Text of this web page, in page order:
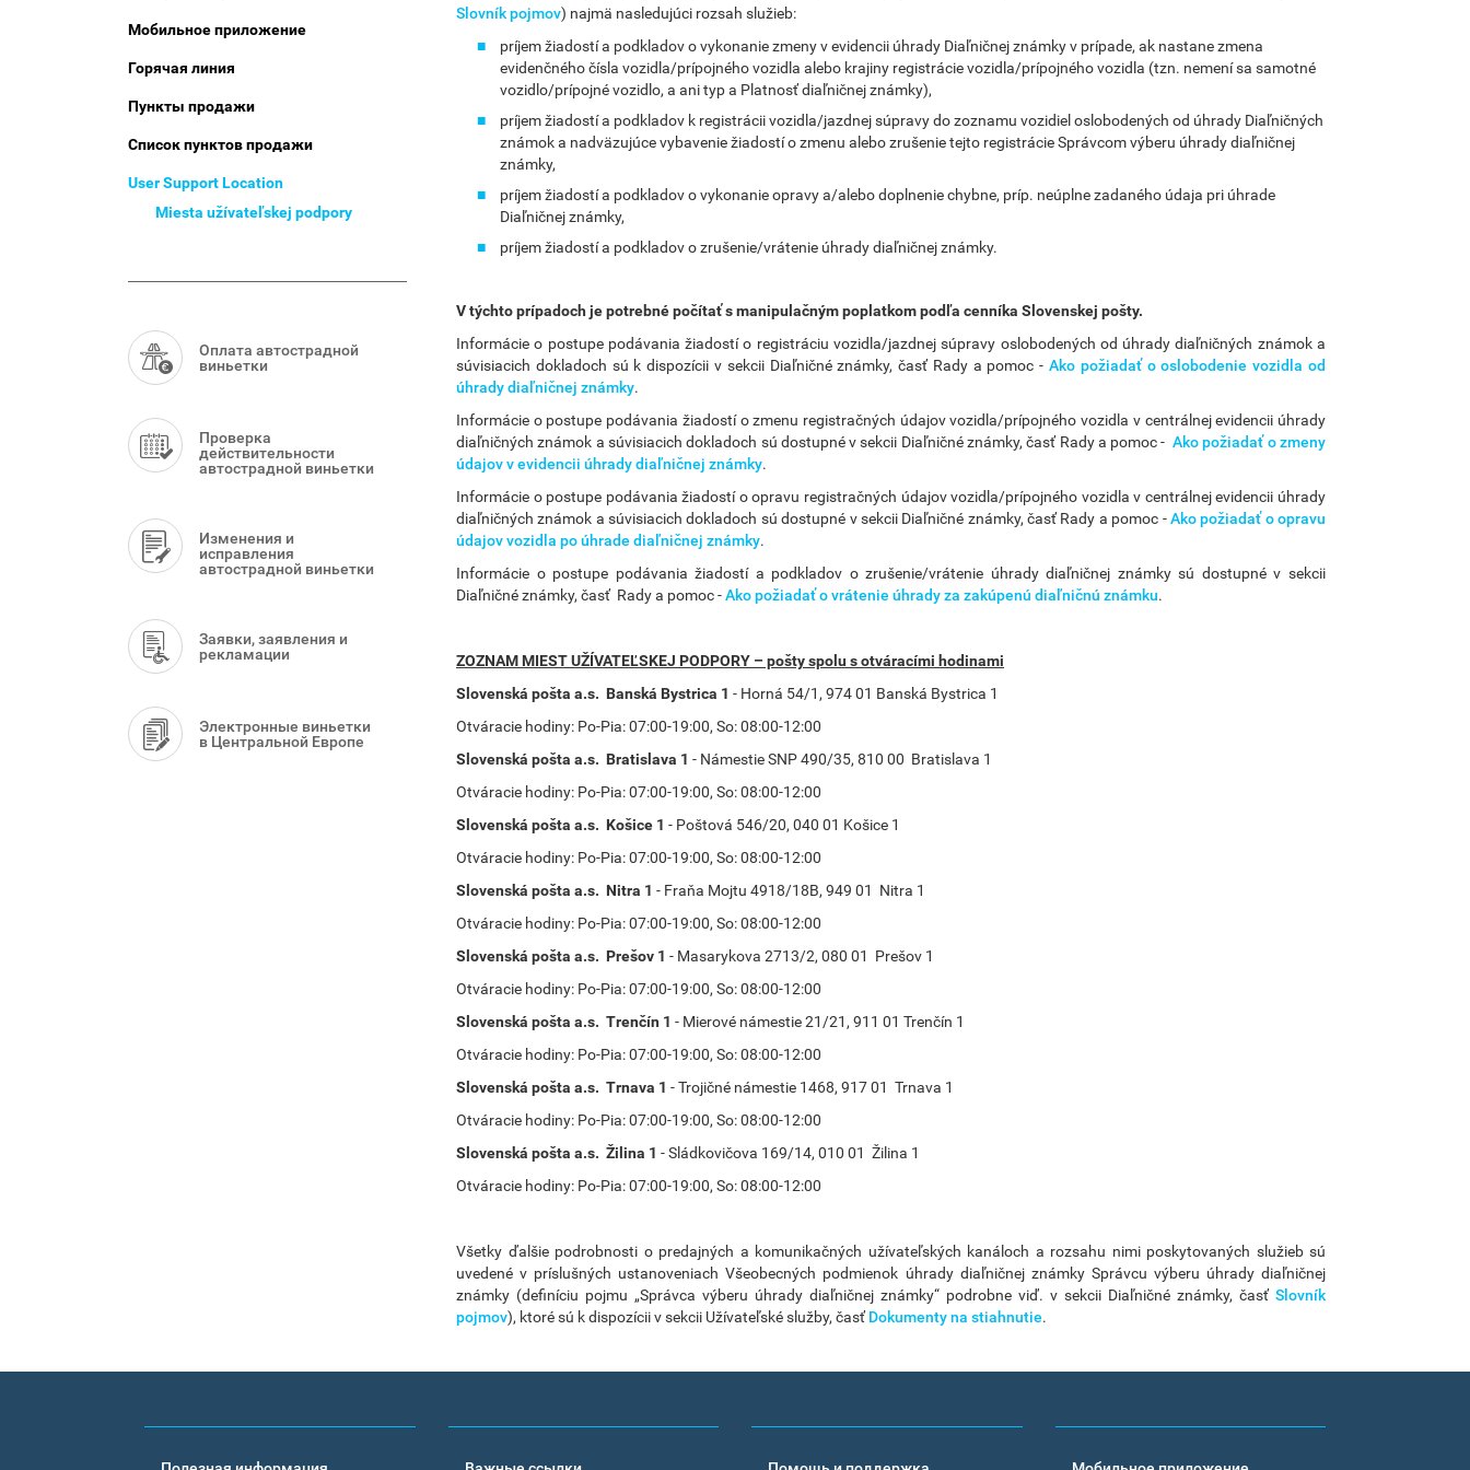
Slovník pojmov) najmä nasledujúci rozsah služieb:
príjem žiadostí a podkladov o vykonanie zmeny v evidencii úhrady Diaľničnej známky v prípade, ak nastane zmena
evidenčného čísla vozidla/prípojného vozidla alebo krajiny registrácie vozidla/prípojného vozidla (tzn. nemení sa samotné
vozidlo/prípojné vozidlo, a ani typ a Platnosť diaľničnej známky),
príjem žiadostí a podkladov k registrácii vozidla/jazdnej súpravy do zoznamu vozidiel oslobodených od úhrady Diaľničných
známok a nadväzujúce vybavenie žiadostí o zmenu alebo zrušenie tejto registrácie Správcom výberu úhrady diaľničnej
známky,
príjem žiadostí a podkladov o vykonanie opravy a/alebo doplnenie chybne, príp. neúplne zadaného údaja pri úhrade
Diaľničnej známky,
príjem žiadostí a podkladov o zrušenie/vrátenie úhrady diaľničnej známky.
V týchto prípadoch je potrebné počítať s manipulačným poplatkom podľa cenníka Slovenskej pošty.
Informácie o postupe podávania žiadostí o registráciu vozidla/jazdnej súpravy oslobodených od úhrady diaľničných známok a
súvisiacich dokladoch sú k dispozícii v sekcii Diaľničné známky, časť Rady a pomoc -Ako požiadať o oslobodenie vozidla od
úhrady diaľničnej známky.
Informácie o postupe podávania žiadostí o zmenu registračných údajov vozidla/prípojného vozidla v centrálnej evidencii úhrady
diaľničných známok a súvisiacich dokladoch sú dostupné v sekcii Diaľničné známky, časť Rady a pomoc -Ako požiadať o zmeny
údajov v evidencii úhrady diaľničnej známky.
Informácie o postupe podávania žiadostí o opravu registračných údajov vozidla/prípojného vozidla v centrálnej evidencii úhrady
diaľničných známok a súvisiacich dokladoch sú dostupné v sekcii Diaľničné známky, časť Rady a pomoc -Ako požiadať o opravu
údajov vozidla po úhrade diaľničnej známky.
Informácie o postupe podávania žiadostí a podkladov o zrušenie/vrátenie úhrady diaľničnej známky sú dostupné v sekcii
Diaľničné známky, časť Rady a pomoc -Ako požiadať o vrátenie úhrady za zakúpenú diaľničnú známku.
ZOZNAM MIEST UŽÍVATEĽSKEJ PODPORY – pošty spolu s otváracími hodinami
Slovenská pošta a.s. Banská Bystrica 1 - Horná 54/1, 974 01 Banská Bystrica 1
Otváracie hodiny: Po-Pia: 07:00-19:00, So: 08:00-12:00
Slovenská pošta a.s. Bratislava 1 - Námestie SNP 490/35, 810 00 Bratislava 1
Otváracie hodiny: Po-Pia: 07:00-19:00, So: 08:00-12:00
Slovenská pošta a.s. Košice 1 - Poštová 546/20, 040 01 Košice 1
Otváracie hodiny: Po-Pia: 07:00-19:00, So: 08:00-12:00
Slovenská pošta a.s. Nitra 1 - Fraňa Mojtu 4918/18B, 949 01 Nitra 1
Otváracie hodiny: Po-Pia: 07:00-19:00, So: 08:00-12:00
Slovenská pošta a.s. Prešov 1 - Masarykova 2713/2, 080 01 Prešov 1
Otváracie hodiny: Po-Pia: 07:00-19:00, So: 08:00-12:00
Slovenská pošta a.s. Trenčín 1 - Mierové námestie 21/21, 911 01 Trenčín 1
Otváracie hodiny: Po-Pia: 07:00-19:00, So: 08:00-12:00
Slovenská pošta a.s. Trnava 1 - Trojičné námestie 1468, 917 01 Trnava 1
Otváracie hodiny: Po-Pia: 07:00-19:00, So: 08:00-12:00
Slovenská pošta a.s. Žilina 1 - Sládkovičova 169/14, 010 01 Žilina 1
Otváracie hodiny: Po-Pia: 07:00-19:00, So: 08:00-12:00
Všetky ďalšie podrobnosti o predajných a komunikačných užívateľských kanáloch a rozsahu nimi poskytovaných služieb sú
uvedené v príslušných ustanoveniach Všeobecných podmienok úhrady diaľničnej známky Správcu výberu úhrady diaľničnej
známky (definíciu pojmu „Správca výberu úhrady diaľničnej známky“ podrobne viď. v sekcii Diaľničné známky, časť Slovník
pojmov), ktoré sú k dispozícii v sekcii Užívateľské služby, časť Dokumenty na stiahnutie.
Мобильное приложение
Горячая линия
Пункты продажи
Список пунктов продажи
User Support Location
Miesta užívateľskej podpory
Menu
Оплата автострадной
виньетки
Проверка
действительности
автострадной виньетки
Изменения и
исправления
автострадной виньетки
Заявки, заявления и
рекламации
Электронные виньетки
в Центральной Европе